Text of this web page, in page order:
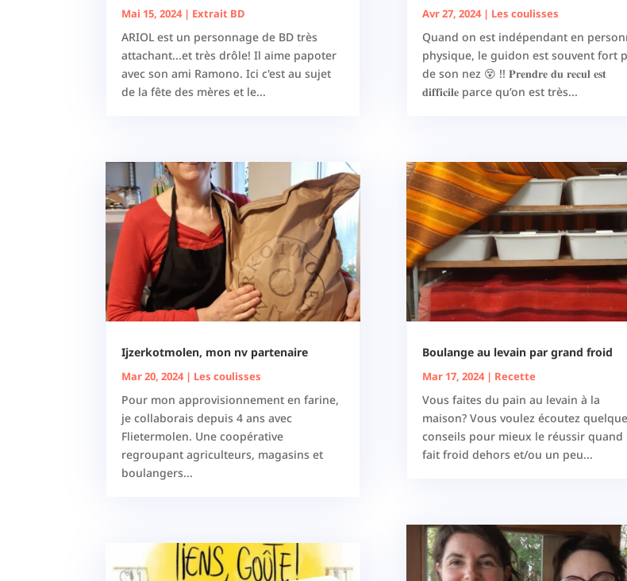
Mai 15, 2024| Extrait BD
ARIOL est un personnage de BD très
attachant...et très drôle! Il aime papoter
avec son ami Ramono. Ici c'est au sujet
de la fête des mères et le...
Ijzerkotmolen, mon nv partenaire
Mar 20, 2024| Les coulisses
Pour mon approvisionnement en farine,
je collaborais depuis 4 ans avec
Flietermolen. Une coopérative
regroupant agriculteurs, magasins et
boulangers...
Avr 27, 2024| Les coulisses
Quand on est indépendant en
physique, le guidon est souvent fort
de son nez 😵 !! 𝐏𝐫𝐞𝐧𝐝𝐫𝐞 𝐝𝐮 𝐫𝐞𝐜𝐮𝐥 𝐞𝐬𝐭
𝐝𝐢𝐟𝐟𝐢𝐜𝐢𝐥𝐞 parce qu’on est très...
Boulange au levain par grand froid
Mar 17, 2024| Recette
Vous faites du pain au levain à la
maison? Vous voulez écoutez
conseils pour mieux le réussir quand
fait froid dehors et/ou un peu...